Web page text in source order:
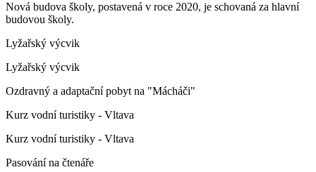
Nová budova školy, postavená v roce 2020, je schovaná za hlavní
budovou školy.
Lyžařský výcvik
Lyžařský výcvik
Ozdravný a adaptační pobyt na "Mácháči"
Kurz vodní turistiky - Vltava
Kurz vodní turistiky - Vltava
Pasování na čtenáře